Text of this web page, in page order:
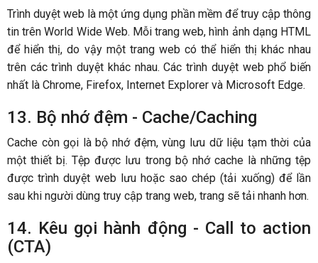
Trình duyệt web là một ứng dụng phần mềm để truy cập thông
tin trên World Wide Web. Mỗi trang web, hình ảnh dạng HTML
để hiển thị, do vậy một trang web có thể hiển thị khác nhau
trên các trình duyệt khác nhau. Các trình duyệt web phổ biến
nhất là Chrome, Firefox, Internet Explorer và Microsoft Edge.
13. Bộ nhớ đệm - Cache/Caching
Cache còn gọi là bộ nhớ đệm, vùng lưu dữ liệu tạm thời của
một thiết bị. Tệp được lưu trong bộ nhớ cache là những tệp
được trình duyệt web lưu hoặc sao chép (tải xuống) để lần
sau khi người dùng truy cập trang web, trang sẽ tải nhanh hơn.
14. Kêu gọi hành động - Call to action
(CTA)